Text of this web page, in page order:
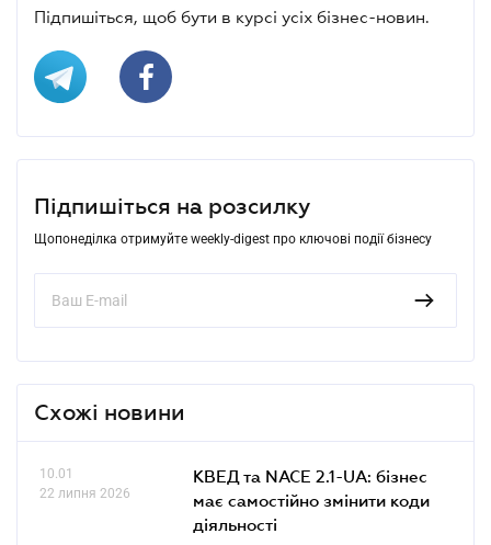
Підпишіться, щоб бути в курсі усіх бізнес-новин.
Підпишіться на розсилку
Щопонеділка отримуйте weekly-digest про ключові події бізнесу
Схожі новини
10.01
22 липня 2026
КВЕД та NACE 2.1-UA: бізнес
має самостійно змінити коди
діяльності